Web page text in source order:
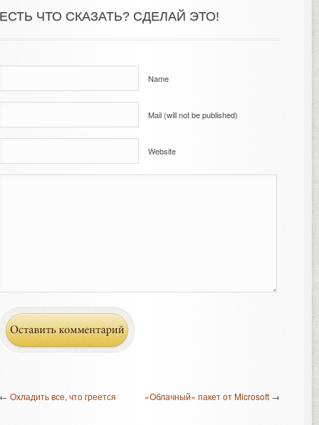
ЧТО СКАЗАТЬ? СДЕЛАЙ ЭТО!
Name
Mail (will not be published)
Website
Охладить все, что греется «Облачный» пакет от Microsoft →